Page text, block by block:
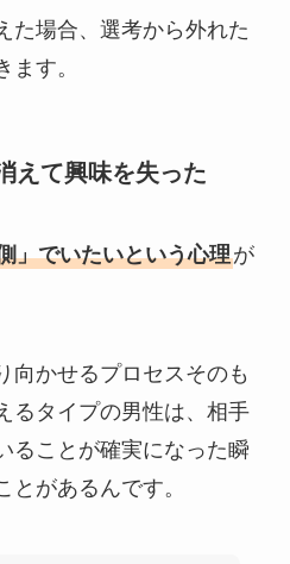
た場合、選考から外れた
す。
えて興味を失った
」でいたいという心理が
向かせるプロセスそのも
るタイプの男性は、相手
ることが確実になった瞬
とがあるんです。